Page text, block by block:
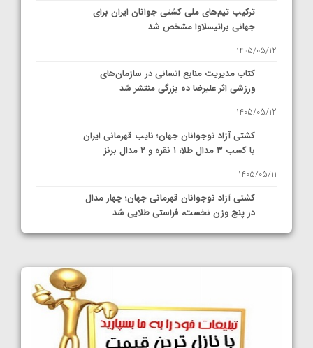
ترکیب تیم‌های ملی کشتی جوانان ایران برای
جهانی براتیسلاوا مشخص شد
1405/05/12
کتاب مدیریت منابع انسانی در سازمان‌های
ورزشی اثر علیرضا ده بزرگی منتشر شد
1405/05/12
کشتی آزاد نوجوانان جهان؛ نایب قهرمانی ایران
با کسب ۳ مدال طلا، ۱ نقره و ۲ مدال برنز
1405/05/11
کشتی آزاد نوجوانان قهرمانی جهان؛ چهار مدال
در پنج وزن نخست، فراستی طلایی شد
1405/05/11
کشتی آزاد نوجوانان جهان؛ رقبای نمایندگان
ایران مشخص شدند